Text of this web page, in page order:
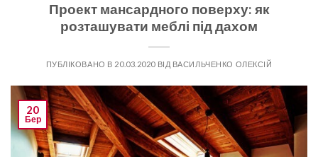
Проект мансардного поверху: як
розташувати меблі під дахом
ПУБЛІКОВАНО В 20.03.2020 ВІД ВАСИЛЬЧЕНКО ОЛЕКСІЙ
20
Бер